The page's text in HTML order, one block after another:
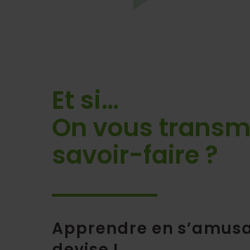
Et si…
On vous
savoir-faire ?
Apprendre en